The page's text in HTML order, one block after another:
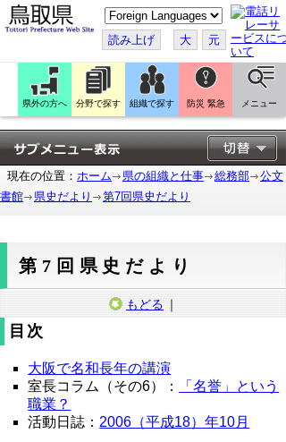
こ
の
ペ
ー
ジ
翻
訳
す
る
読み上げ 大 元
県外の方へ 分野で探す 組織で探す 防災 緊急 メニュー
現在の位置： ホーム 県の組織と仕事 総務部
公文
書館
県史だより 第7回県史だより
第7回県史だより
もどる ｜
目次
大阪で名和長年の講演
室長コラム（その6）：
「名誉」という
職業？
活動日誌： 2006（平成18）年10月